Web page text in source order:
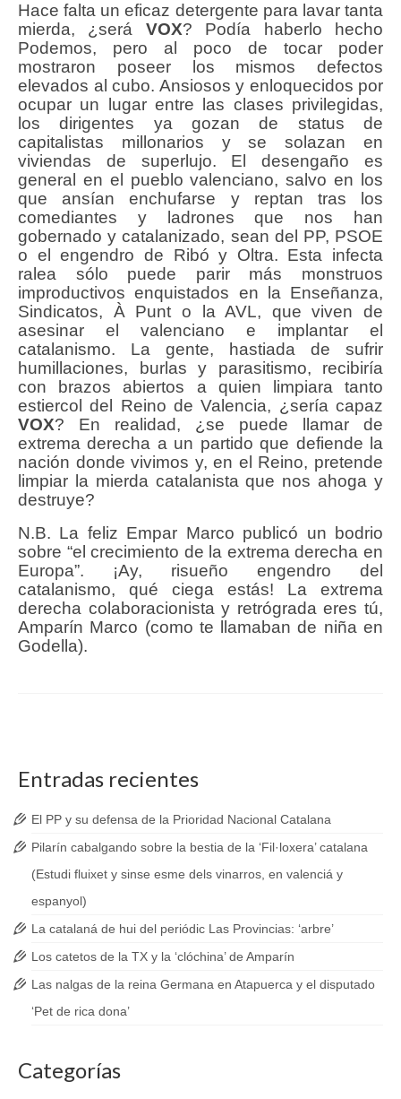
Hace falta un eficaz detergente para lavar tanta
mierda, ¿será VOX? Podía haberlo hecho
Podemos, pero al poco de tocar poder
mostraron poseer los mismos defectos
elevados al cubo. Ansiosos y enloquecidos por
ocupar un lugar entre las clases privilegidas,
los dirigentes ya gozan de status de
capitalistas millonarios y se solazan en
viviendas de superlujo. El desengaño es
general en el pueblo valenciano, salvo en los
que ansían enchufarse y reptan tras los
comediantes y ladrones que nos han
gobernado y catalanizado, sean del PP, PSOE
o el engendro de Ribó y Oltra. Esta infecta
ralea sólo puede parir más monstruos
improductivos enquistados en la Enseñanza,
Sindicatos, À Punt o la AVL, que viven de
asesinar el valenciano e implantar el
catalanismo. La gente, hastiada de sufrir
humillaciones, burlas y parasitismo, recibiría
con brazos abiertos a quien limpiara tanto
estiercol del Reino de Valencia, ¿sería capaz
VOX? En realidad, ¿se puede llamar de
extrema derecha a un partido que defiende la
nación donde vivimos y, en el Reino, pretende
limpiar la mierda catalanista que nos ahoga y
destruye?
N.B. La feliz Empar Marco publicó un bodrio
sobre “el crecimiento de la extrema derecha en
Europa”. ¡Ay, risueño engendro del
catalanismo, qué ciega estás! La extrema
derecha colaboracionista y retrógrada eres tú,
Amparín Marco (como te llamaban de niña en
Godella).
Entradas recientes
El PP y su defensa de la Prioridad Nacional Catalana
Pilarín cabalgando sobre la bestia de la ‘Fil·loxera’ catalana
(Estudi fluixet y sinse esme dels vinarros, en valenciá y
espanyol)
La catalaná de hui del periódic Las Provincias: ‘arbre’
Los catetos de la TX y la ‘clóchina’ de Amparín
Las nalgas de la reina Germana en Atapuerca y el disputado
‘Pet de rica dona’
Categorías